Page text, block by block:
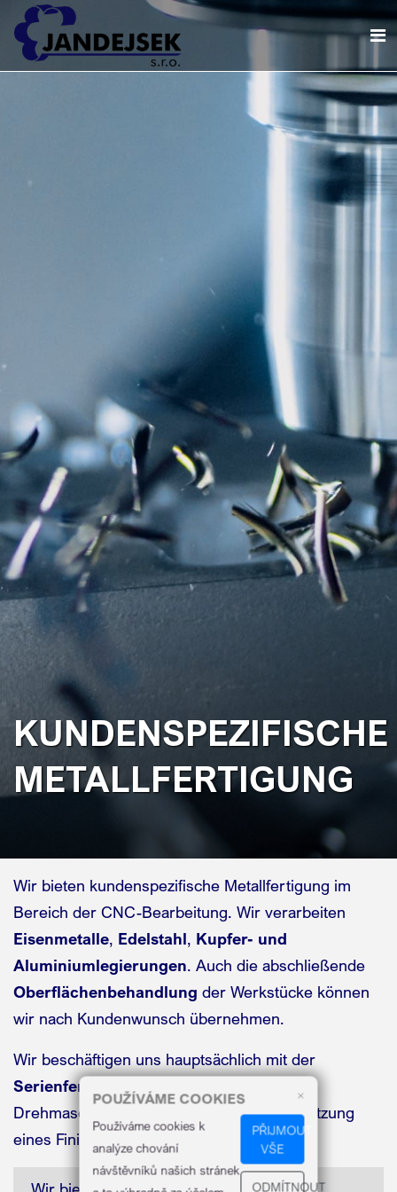
KUNDENSPEZIFISCHE
METALLFERTIGUNG
Wir bieten kundenspezifische Metallfertigung im
Bereich der CNC-Bearbeitung. Wir verarbeiten
Eisenmetalle, Edelstahl, Kupfer- und
Aluminiumlegierungen. Auch die abschließende
Oberflächenbehandlung der Werkstücke können
wir nach Kundenwunsch übernehmen.
Wir beschäftigen uns hauptsächlich mit der
Serienfertigungauf Langdrech - CNC -
Drehmaschinen mit der Möglichkeit der Nutzung
eines Finishing-Arbeitsplatzes.
×
POUŽÍVÁME COOKIES
Používáme cookies k
analýze chování
návštěvníků našich stránek
PŘIJMOUT
VŠE
ODMÍTNOUT